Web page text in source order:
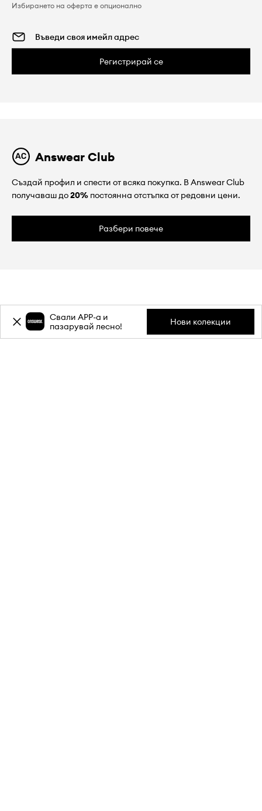
Избирането на оферта е опционално
Регистрирай се
Answear Club
Създай профил и спести от всяка покупка. В Answear Club
получаваш до20% постоянна отстъпка от редовни цени.
Разбери повече
ЗА НАС Свали APP-a и
пазарувай лесно!
Нови колекции